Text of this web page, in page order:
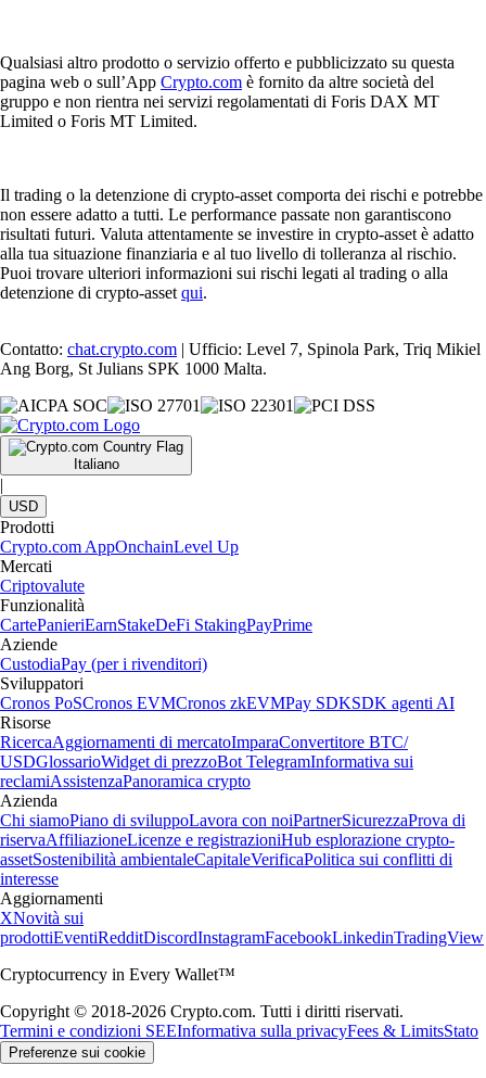
Qualsiasi altro prodotto o servizio offerto e pubblicizzato su questa
pagina web o sull’App Crypto.com è fornito da altre società del
gruppo e non rientra nei servizi regolamentati di Foris DAX MT
Limited o Foris MT Limited.
Il trading o la detenzione di crypto-asset comporta dei rischi e potrebbe
non essere adatto a tutti. Le performance passate non garantiscono
risultati futuri. Valuta attentamente se investire in crypto-asset è adatto
alla tua situazione finanziaria e al tuo livello di tolleranza al rischio.
Puoi trovare ulteriori informazioni sui rischi legati al trading o alla
detenzione di crypto-asset qui.
Contatto: chat.crypto.com | Ufficio: Level 7, Spinola Park, Triq Mikiel
Ang Borg, St Julians SPK 1000 Malta.
Italiano
|
USD
Prodotti
Crypto.com AppOnchainLevel Up
Mercati
Criptovalute
Funzionalità
CartePanieriEarnStakeDeFi StakingPayPrime
Aziende
CustodiaPay (per i rivenditori)
Sviluppatori
Cronos PoSCronos EVMCronos zkEVMPay SDKSDK agenti AI
Risorse
RicercaAggiornamenti di mercatoImparaConvertitore BTC/
USDGlossarioWidget di prezzoBot TelegramInformativa sui
reclamiAssistenzaPanoramica crypto
Azienda
Chi siamoPiano di sviluppoLavora con noiPartnerSicurezzaProva di
riservaAffiliazioneLicenze e registrazioniHub esplorazione crypto-
assetSostenibilità ambientaleCapitaleVerificaPolitica sui conflitti di
interesse
Aggiornamenti
XNovità sui
prodottiEventiRedditDiscordInstagramFacebookLinkedinTradingView
Cryptocurrency in Every Wallet™
Copyright © 2018-2026 Crypto.com. Tutti i diritti riservati.
Termini e condizioni SEEInformativa sulla privacyFees & LimitsStato
Preferenze sui cookie